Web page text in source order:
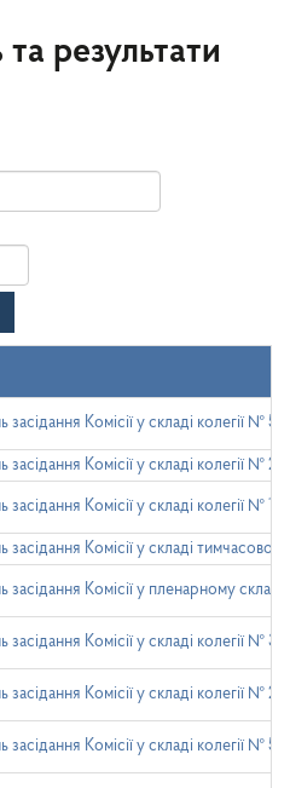
результати
засідання Комісії у складі колегії № 5
засідання Комісії у складі колегії
засідання Комісії у складі колегії № 1
засідання Комісії у складі
засідання Комісії у пленарному складі
засідання Комісії у складі колегії № 3
засідання Комісії у складі колегії № 2
засідання Комісії у складі колегії № 5